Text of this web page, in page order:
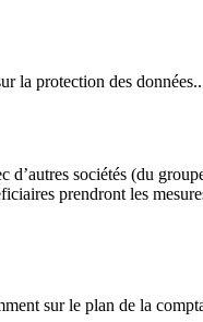
la protection des données..
d’autres sociétés (du
prendront les
sur le plan de la